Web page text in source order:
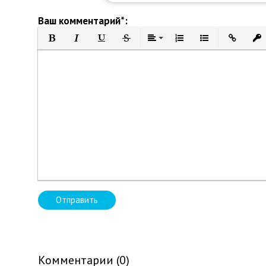
Ваш комментарий*:
Полужирный
КурсивПодчеркнутый
ЗачеркнутыйВыравнивание
Нумерованный список
Маркированный
Вставить
Отправить
Комментарии (0)